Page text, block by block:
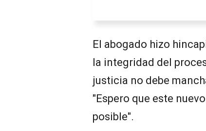
El abogado hizo
la integridad del
justicia no debe
"Espero que este
posible".